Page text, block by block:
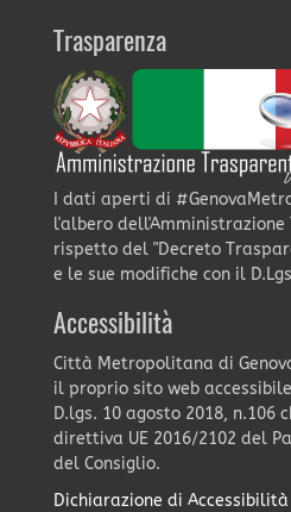
Trasparenza
I dati aperti di
l'albero
rispetto del "Decreto
e le sue modifiche con il
Accessibilità
Città Metropolitana di
il proprio sito web
D.lgs. 10 agosto 2018, n.106
direttiva UE 2016/2102 del
del Consiglio.
Dichiarazione di Accessibilità